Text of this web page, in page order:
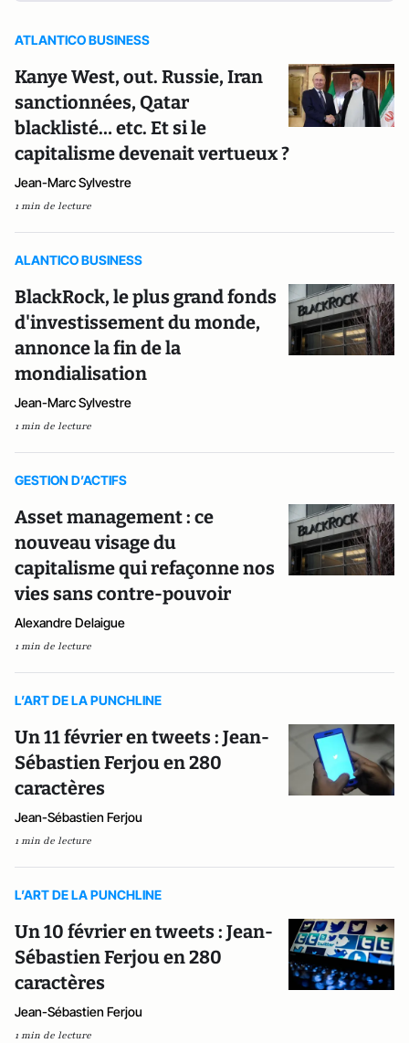
ATLANTICO BUSINESS
Kanye West, out. Russie, Iran
sanctionnées, Qatar
blacklisté… etc. Et si le
capitalisme devenait vertueux ?
Jean-Marc Sylvestre
1 min de lecture
ALANTICO BUSINESS
BlackRock, le plus grand fonds
d'investissement du monde,
annonce la fin de la
mondialisation
Jean-Marc Sylvestre
1 min de lecture
GESTION D’ACTIFS
Asset management : ce
nouveau visage du
capitalisme qui refaçonne nos
vies sans contre-pouvoir
Alexandre Delaigue
1 min de lecture
L’ART DE LA PUNCHLINE
Un 11 février en tweets : Jean-
Sébastien Ferjou en 280
caractères
Jean-Sébastien Ferjou
1 min de lecture
L’ART DE LA PUNCHLINE
Un 10 février en tweets : Jean-
Sébastien Ferjou en 280
caractères
Jean-Sébastien Ferjou
1 min de lecture